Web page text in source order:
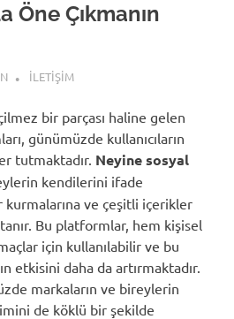
Öne Çıkmanın
İLETIŞIM
bir parçası haline gelen
günümüzde kullanıcıların
tutmaktadır. Neyine sosyal
kendilerini ifade
ve çeşitli içerikler
Bu platformlar, hem kişisel
için kullanılabilir ve bu
etkisini daha da artırmaktadır.
markaların ve bireylerin
de köklü bir şekilde